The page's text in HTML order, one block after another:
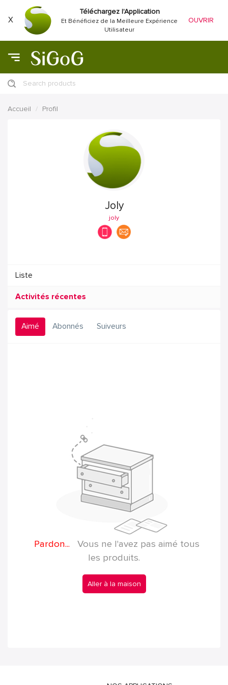
X
Téléchargez l'Application
Et Bénéficiez de la Meilleure Expérience
Utilisateur
OUVRIR
Search products
Accueil Profil
Joly
joly
Liste
Activités récentes
Aimé Abonnés Suiveurs
Pardon...
Vous ne l'avez pas aimé tous
les produits.
Aller à la maison